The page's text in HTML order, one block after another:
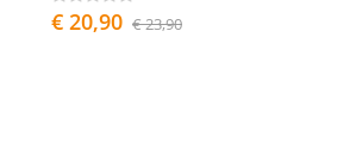
€ 20,90 € 23,90